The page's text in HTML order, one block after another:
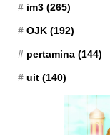
im3 (265)
OJK (192)
pertamina (144)
uit (140)